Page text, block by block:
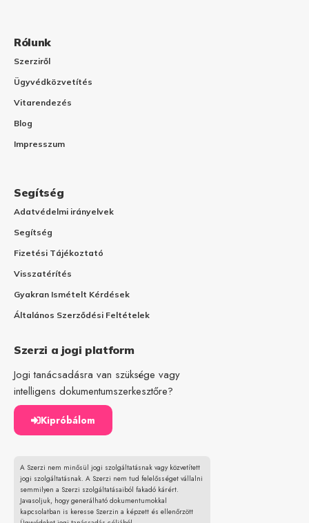
Rólunk
Szerziről
Ügyvédközvetítés
Vitarendezés
Blog
Impresszum
Segítség
Adatvédelmi irányelvek
Segítség
Fizetési Tájékoztató
Visszatérítés
Gyakran Ismételt Kérdések
Általános Szerződési Feltételek
Szerzi a jogi platform
Jogi tanácsadásra van szüksége vagy
intelligens dokumentumszerkesztőre?
Kipróbálom
A Szerzi nem minősül jogi szolgáltatásnak vagy közvetített
jogi szolgáltatásnak. A Szerzi nem tud felelősséget vállalni
semmilyen a Szerzi szolgáltatásaiból fakadó kárért.
Javasoljuk, hogy generálható dokumentumokkal
kapcsolatban is keresse Szerzin a képzett és ellenőrzött